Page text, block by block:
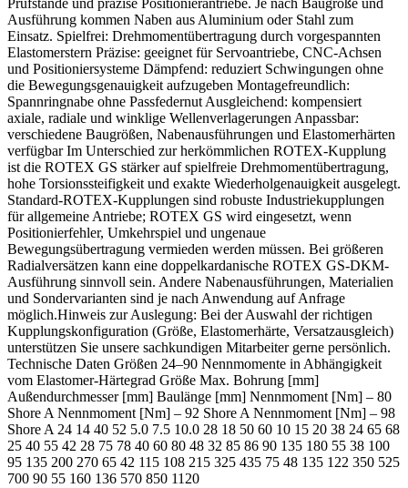
Prüfstände und präzise Positionierantriebe. Je nach Baugröße und
Ausführung kommen Naben aus Aluminium oder Stahl zum
Einsatz. Spielfrei: Drehmomentübertragung durch vorgespannten
Elastomerstern Präzise: geeignet für Servoantriebe, CNC-Achsen
und Positioniersysteme Dämpfend: reduziert Schwingungen ohne
die Bewegungsgenauigkeit aufzugeben Montagefreundlich:
Spannringnabe ohne Passfedernut Ausgleichend: kompensiert
axiale, radiale und winklige Wellenverlagerungen Anpassbar:
verschiedene Baugrößen, Nabenausführungen und Elastomerhärten
verfügbar Im Unterschied zur herkömmlichen ROTEX-Kupplung
ist die ROTEX GS stärker auf spielfreie Drehmomentübertragung,
hohe Torsionssteifigkeit und exakte Wiederholgenauigkeit ausgelegt.
Standard-ROTEX-Kupplungen sind robuste Industriekupplungen
für allgemeine Antriebe; ROTEX GS wird eingesetzt, wenn
Positionierfehler, Umkehrspiel und ungenaue
Bewegungsübertragung vermieden werden müssen. Bei größeren
Radialversätzen kann eine doppelkardanische ROTEX GS-DKM-
Ausführung sinnvoll sein. Andere Nabenausführungen, Materialien
und Sondervarianten sind je nach Anwendung auf Anfrage
möglich.Hinweis zur Auslegung: Bei der Auswahl der richtigen
Kupplungskonfiguration (Größe, Elastomerhärte, Versatzausgleich)
unterstützen Sie unsere sachkundigen Mitarbeiter gerne persönlich.
Technische Daten Größen 24–90 Nennmomente in Abhängigkeit
vom Elastomer-Härtegrad Größe Max. Bohrung [mm]
Außendurchmesser [mm] Baulänge [mm] Nennmoment [Nm] – 80
Shore A Nennmoment [Nm] – 92 Shore A Nennmoment [Nm] – 98
Shore A 24 14 40 52 5.0 7.5 10.0 28 18 50 60 10 15 20 38 24 65 68
25 40 55 42 28 75 78 40 60 80 48 32 85 86 90 135 180 55 38 100
95 135 200 270 65 42 115 108 215 325 435 75 48 135 122 350 525
700 90 55 160 136 570 850 1120